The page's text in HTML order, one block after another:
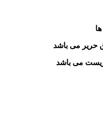
حریر می باشد
می باشد